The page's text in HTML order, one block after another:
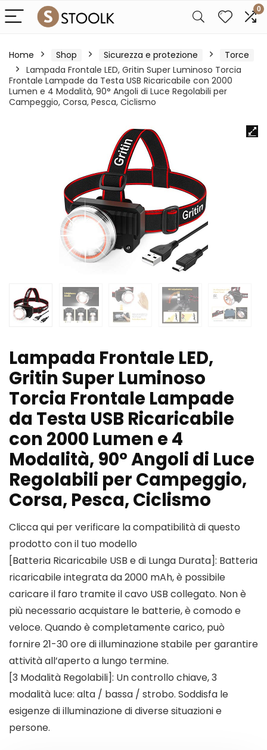
0
Home Shop Sicurezza e protezione
Torce
Lampada Frontale LED, Gritin Super Luminoso Torcia
Frontale Lampade da Testa USB Ricaricabile con 2000
Lumen e 4 Modalità, 90° Angoli di Luce Regolabili per
Campeggio, Corsa, Pesca, Ciclismo
Lampada Frontale LED,
Gritin Super Luminoso
Torcia Frontale Lampade
da Testa USB Ricaricabile
con 2000 Lumen e 4
Modalità, 90° Angoli di Luce
Regolabili per Campeggio,
Corsa, Pesca, Ciclismo
Clicca qui per verificare la compatibilità di questo
prodotto con il tuo modello
[Batteria Ricaricabile USB e di Lunga Durata]: Batteria
ricaricabile integrata da 2000 mAh, è possibile
caricare il faro tramite il cavo USB collegato. Non è
più necessario acquistare le batterie, è comodo e
veloce. Quando è completamente carico, può
fornire 21-30 ore di illuminazione stabile per garantire
attività all’aperto a lungo termine.
[3 Modalità Regolabili]: Un controllo chiave, 3
modalità luce: alta / bassa / strobo. Soddisfa le
esigenze di illuminazione di diverse situazioni e
persone.